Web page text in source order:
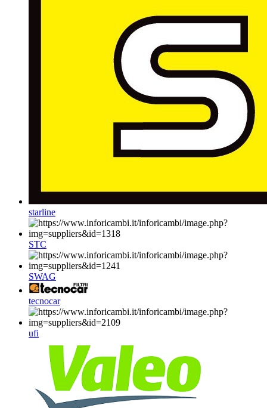
starline
STC
SWAG
tecnocar
ufi